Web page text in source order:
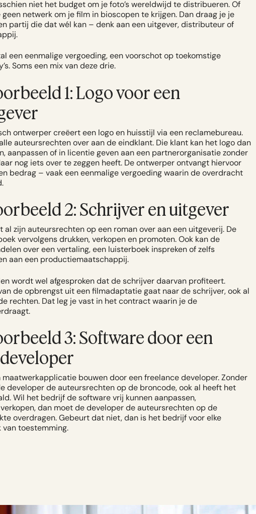
niet het budget om je foto’s wereldwijd te distribueren. Of
netwerk om je film in bioscopen te krijgen. Dan draag je je
partij die dat wél kan – denk aan een uitgever, distributeur of
een eenmalige vergoeding, een voorschot op toekomstige
Soms een mix van deze drie.
1: Logo voor een
ontwerper creëert een logo en huisstijl via een reclamebureau.
auteursrechten over aan de eindklant. Die klant kan het logo dan
aanpassen of in licentie geven aan een partnerorganisatie zonder
nog iets over te zeggen heeft. De ontwerper ontvangt hiervoor
bedrag – vaak een eenmalige vergoeding waarin de overdracht
2: Schrijver en uitgever
al zijn auteursrechten op een roman over aan een uitgeverij. De
vervolgens drukken, verkopen en promoten. Ook kan de
over een vertaling, een luisterboek inspreken of zelfs
aan een productiemaatschappij.
wordt wel afgesproken dat de schrijver daarvan profiteert.
de opbrengst uit een filmadaptatie gaat naar de schrijver, ook al
rechten. Dat leg je vast in het contract waarin je de
3: Software door een
maatwerkapplicatie bouwen door een freelance developer. Zonder
developer de auteursrechten op de broncode, ook al heeft het
Wil het bedrijf de software vrij kunnen aanpassen,
dan moet de developer de auteursrechten op de
overdragen. Gebeurt dat niet, dan is het bedrijf voor elke
van toestemming.